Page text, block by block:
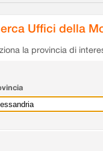
Uffici della
la provincia di